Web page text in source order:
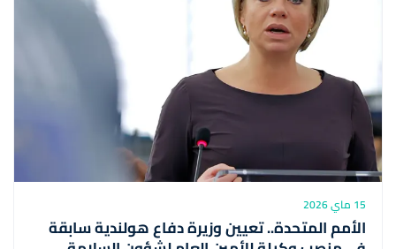
15 ماي 2026
الأمم المتحدة.. تعيين وزيرة دفاع هولندية سابقة